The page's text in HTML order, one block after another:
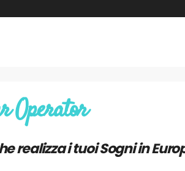
Operator
realizza i tuoi Sogni in